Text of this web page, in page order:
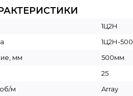
1Ц2Н
1Ц2Н-500
мм
500мм
25
м
Array